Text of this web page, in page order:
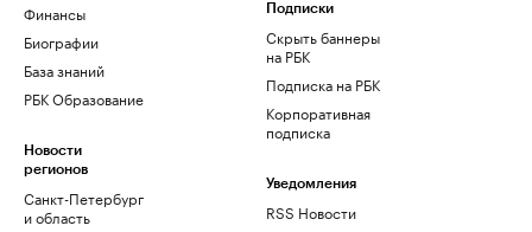
Финансы
Биографии
База знаний
РБК Образование
Новости
регионов
Санкт-Петербург
и область
Подписки
Скрыть баннеры
на РБК
Подписка на РБК
Корпоративная
подписка
Уведомления
RSS Новости